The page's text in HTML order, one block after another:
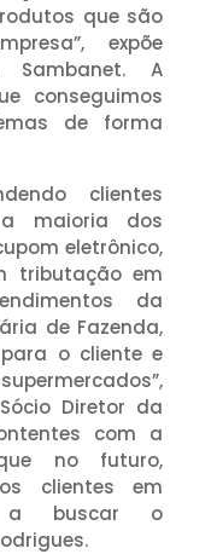
que são
expõe
Sambanet. A
conseguimos
de forma
clientes
a maioria dos
eletrônico,
tributação em
da
de Fazenda,
o cliente e
Diretor da
com a
no futuro,
clientes em
a buscar o